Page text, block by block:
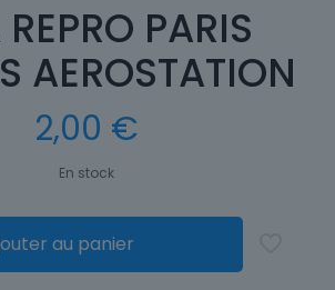
PARIS
AEROSTATION
2,00 €
En stock
au panier